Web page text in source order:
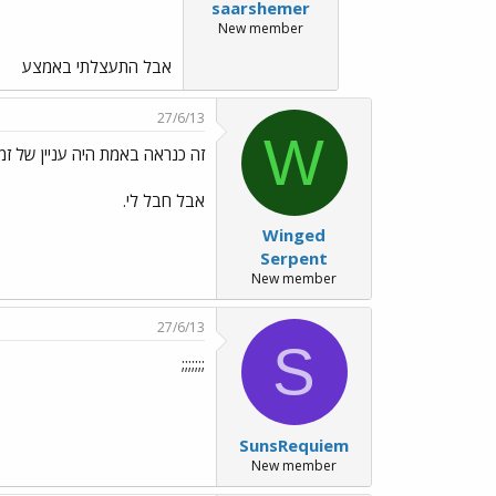
saarshemer
New member
אבל התעצלתי באמצע
W
Winged
Serpent
New member
27/6/13
זה כנראה באמת היה עניין של
אבל חבל לי.
S
SunsRequiem
New member
27/6/13
;;;;;;;